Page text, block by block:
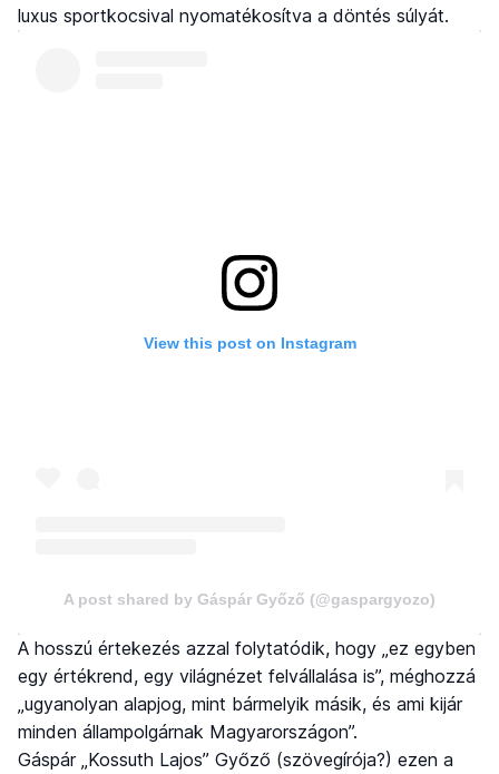
luxus sportkocsival nyomatékosítva a döntés súlyát.
View this post on Instagram
A post shared by Gáspár Győző (@gaspargyozo)
A hosszú értekezés azzal folytatódik, hogy „ez egyben
egy értékrend, egy világnézet felvállalása is”, méghozzá
„ugyanolyan alapjog, mint bármelyik másik, és ami kijár
minden állampolgárnak Magyarországon”.
Gáspár „Kossuth Lajos” Győző (szövegírója?) ezen a